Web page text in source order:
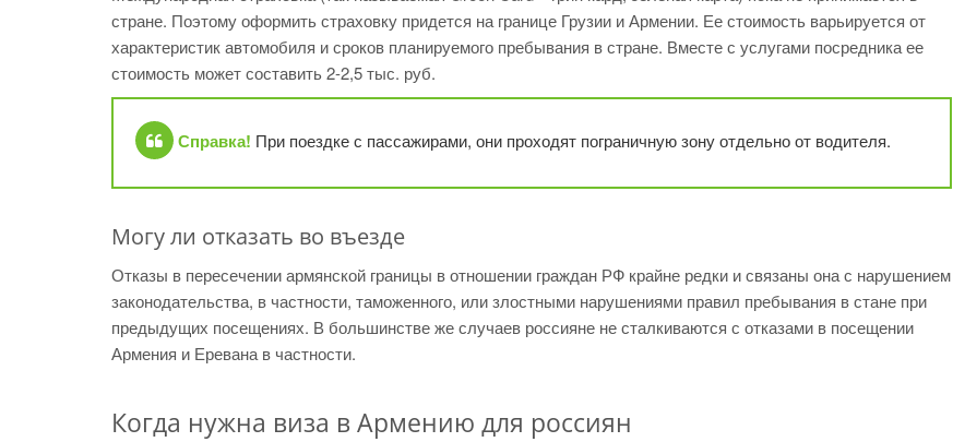
стране. Поэтому оформить страховку придется на границе Грузии и Армении. Ее стоимость варьируется от
характеристик автомобиля и сроков планируемого пребывания в стране. Вместе с услугами посредника ее
стоимость может составить 2-2,5 тыс. руб.
Справка! При поездке с пассажирами, они проходят пограничную зону отдельно от водителя.
Могу ли отказать во въезде
Отказы в пересечении армянской границы в отношении граждан РФ крайне редки и связаны она с нарушением
законодательства, в частности, таможенного, или злостными нарушениями правил пребывания в стане при
предыдущих посещениях. В большинстве же случаев россияне не сталкиваются с отказами в посещении
Армения и Еревана в частности.
Когда нужна виза в Армению для россиян